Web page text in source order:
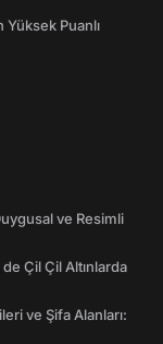
Puanlı
ve Resimli
Çil Çil Altınlarda
ve Şifa Alanları: